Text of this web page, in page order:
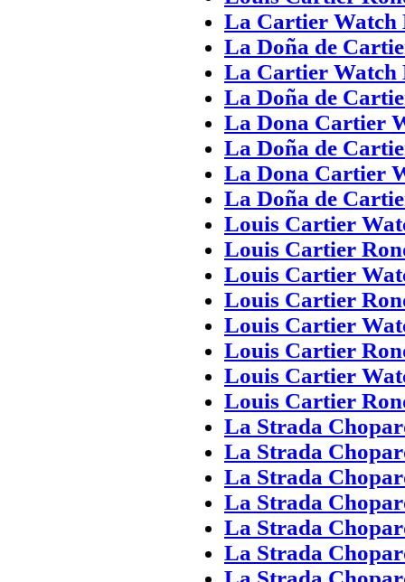
La Cartier Watch
La Doña de
La Cartier Watch
La Doña de
La Dona Cartier
La Doña de
La Dona Cartier
La Doña de
Louis Cartier
Louis Cartier
Louis Cartier
Louis Cartier
Louis Cartier
Louis Cartier
Louis Cartier
Louis Cartier
La Strada
La Strada
La Strada
La Strada
La Strada
La Strada